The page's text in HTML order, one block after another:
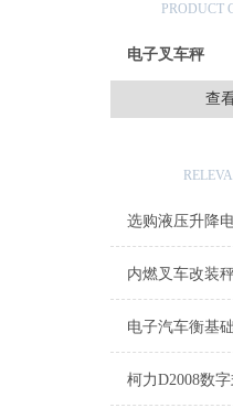
PRODUCT
电子叉车秤
查
选购液压升降
电子汽车衡基